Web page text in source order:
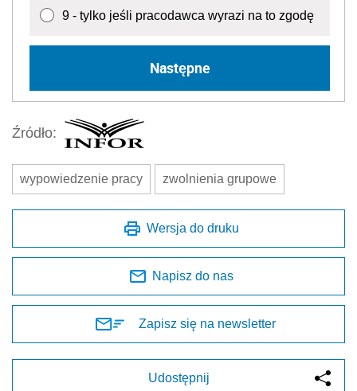
9 - tylko jeśli pracodawca wyrazi na to zgodę
Następne
Źródło:
wypowiedzenie pracy zwolnienia grupowe
Wersja do druku
Napisz do nas
Zapisz się na newsletter
Udostępnij